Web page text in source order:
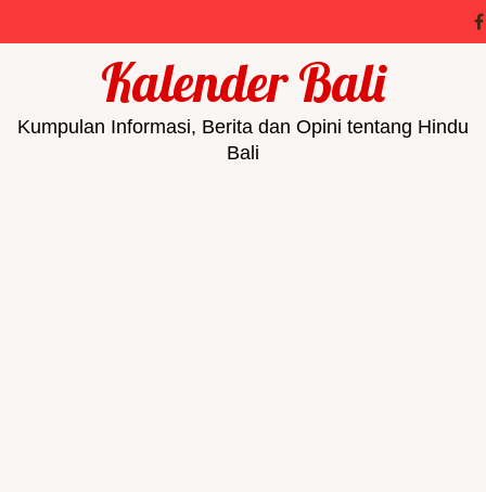
Kalender Bali
Kumpulan Informasi, Berita dan Opini tentang Hindu
Bali